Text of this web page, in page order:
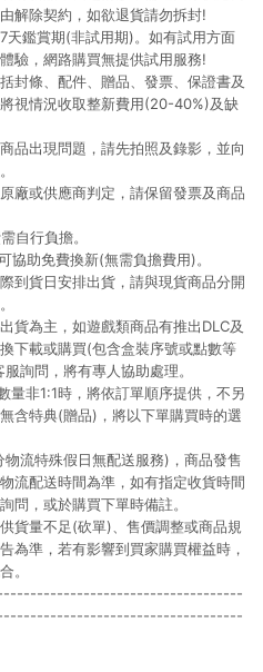
解除契約，如欲退貨請勿拆封!
鑑賞期(非試用期)。如有試用方面
驗，網路購買無提供試用服務!
封條、配件、贈品、發票、保證書及
視情況收取整新費用(20-40%)及缺
品出現問題，請先拍照及錄影，並向
廠或供應商判定，請保留發票及商品
自行負擔。
助免費換新(無需負擔費用)。
到貨日安排出貨，請與現貨商品分開
貨為主，如遊戲類商品有推出DLC及
下載或購買(包含盒裝序號或點數等
詢問，將有專人協助處理。
非1:1時，將依訂單順序提供，不另
含特典(贈品)，將以下單購買時的選
流特殊假日無配送服務)，商品發售
流配送時間為準，如有指定收貨時間
問，或於購買下單時備註。
貨量不足(砍單)、售價調整或商品規
為準，若有影響到買家購買權益時，
。